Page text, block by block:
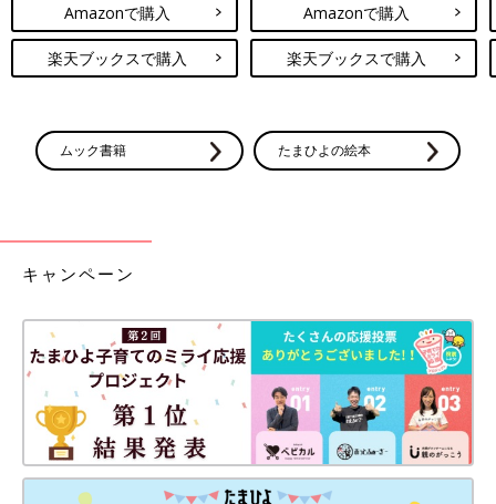
Amazonで購入
楽天ブックスで購入
Amazonで購入
楽天ブックスで購入
ムック書籍 たまひよの絵本
キャンペーン